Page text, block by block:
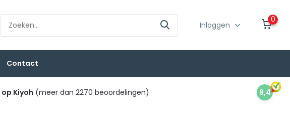
Inloggen
0
Contact
op Kiyoh (meer dan 2270 beoordelingen) 9,4